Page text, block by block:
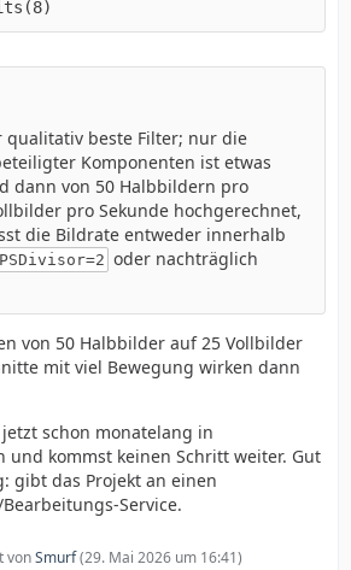
qualitativ beste Filter; nur die
Komponenten ist etwas
dann von 50 Halbbildern pro
pro Sekunde hochgerechnet,
die Bildrate entweder innerhalb
oder nachträglich
von 50 Halbbilder auf 25 Vollbilder
mit viel Bewegung wirken dann
schon monatelang in
und kommst keinen Schritt weiter. Gut
gibt das Projekt an einen
Service.
vonSmurf(29. Mai 2026 um 16:41)